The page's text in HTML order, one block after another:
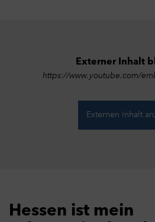
Externer Inhalt
https://www.youtube.com/
Externen Inhalt
Hessen ist mein